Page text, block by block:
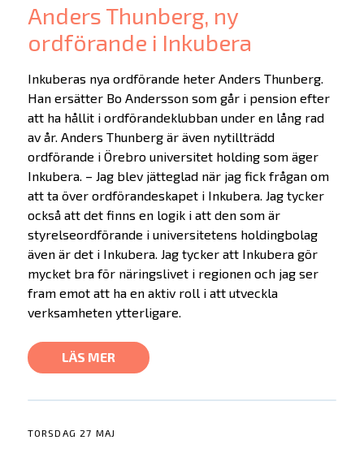
Anders Thunberg, ny
ordförande i Inkubera
Inkuberas nya ordförande heter Anders Thunberg.
Han ersätter Bo Andersson som går i pension efter
att ha hållit i ordförandeklubban under en lång rad
av år. Anders Thunberg är även nytillträdd
ordförande i Örebro universitet holding som äger
Inkubera. – Jag blev jätteglad när jag fick frågan om
att ta över ordförandeskapet i Inkubera. Jag tycker
också att det finns en logik i att den som är
styrelseordförande i universitetens holdingbolag
även är det i Inkubera. Jag tycker att Inkubera gör
mycket bra för näringslivet i regionen och jag ser
fram emot att ha en aktiv roll i att utveckla
verksamheten ytterligare.
LÄS MER
TORSDAG 27 MAJ